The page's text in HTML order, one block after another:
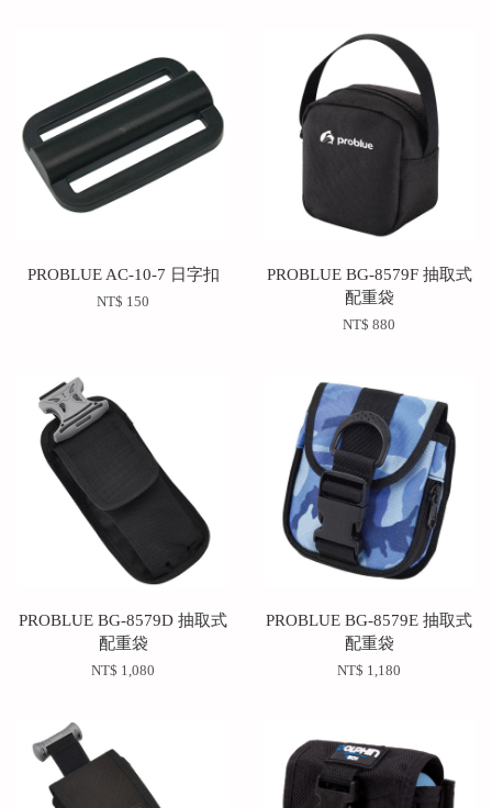
PROBLUE AC-10-7 日字扣
NT$ 150
PROBLUE BG-8579F 抽取式
配重袋
NT$ 880
PROBLUE BG-8579D 抽取式
配重袋
NT$ 1,080
PROBLUE BG-8579E 抽取式
配重袋
NT$ 1,180